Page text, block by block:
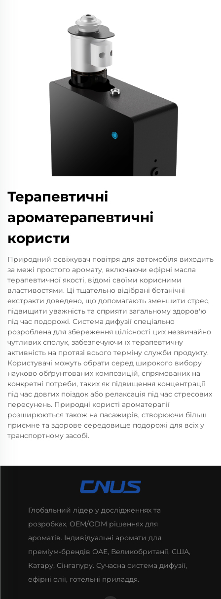
Терапевтичні
ароматерапевтичні
користи
Природний освіжувач повітря для автомобіля виходить
за межі простого аромату, включаючи ефірні масла
терапевтичної якості, відомі своїми корисними
властивостями. Ці тщательно відібрані ботанічні
екстракти доведено, що допомагають зменшити стрес,
підвищити уважність та сприяти загальному здоров'ю
під час подорожі. Система дифузії спеціально
розроблена для збереження цілісності цих незвичайно
чутливих сполук, забезпечуючи їх терапевтичну
активність на протязі всього терміну служби продукту.
Користувачі можуть обрати серед широкого вибору
науково обґрунтованих композицій, спрямованих на
конкретні потреби, таких як підвищення концентрації
під час довгих поїздок або релаксація під час стресових
пересунень. Природні користі ароматерапії
розширюються також на пасажирів, створюючи більш
приємне та здорове середовище подорожі для всіх у
транспортному засобі.
Глобальний лідер у дослідженнях та
розробках, OEM/ODM рішеннях для
ароматів. Індивідуальні аромати для
преміум-брендів ОАЕ, Великобританії, США,
Катару, Сінгапуру. Сучасна система дифузії,
ефірні олії, готельні приладдя.